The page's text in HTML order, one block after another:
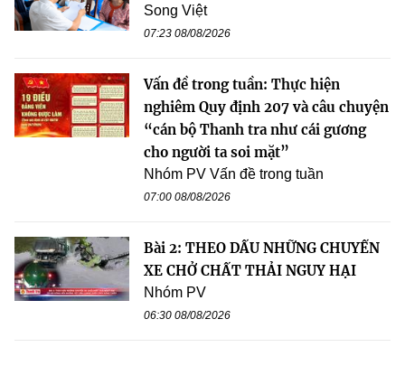
Song Việt
07:23 08/08/2026
Vấn đề trong tuần: Thực hiện
nghiêm Quy định 207 và câu chuyện
“cán bộ Thanh tra như cái gương
cho người ta soi mặt”
Nhóm PV Vấn đề trong tuần
07:00 08/08/2026
Bài 2: THEO DẤU NHỮNG CHUYẾN
XE CHỞ CHẤT THẢI NGUY HẠI
Nhóm PV
06:30 08/08/2026